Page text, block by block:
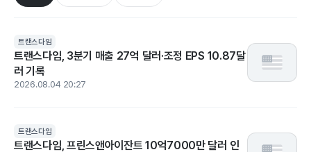
트랜스다임
트랜스다임, 3분기 매출 27억 달러·조정 EPS 10.87달
러 기록
2026.08.04 20:27
트랜스다임
트랜스다임, 프린스앤아이잔트 10억7000만 달러 인